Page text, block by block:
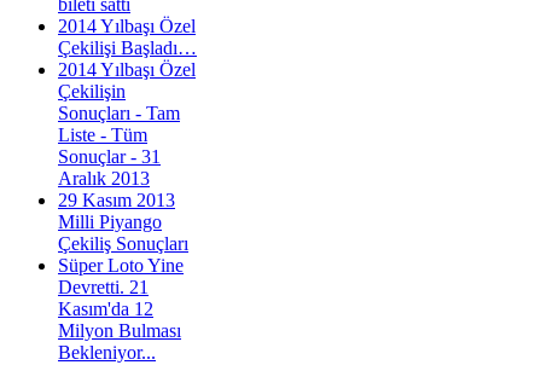
bileti sattı
2014 Yılbaşı Özel
Çekilişi Başladı…
2014 Yılbaşı Özel
Çekilişin
Sonuçları - Tam
Liste - Tüm
Sonuçlar - 31
Aralık 2013
29 Kasım 2013
Milli Piyango
Çekiliş Sonuçları
Süper Loto Yine
Devretti. 21
Kasım'da 12
Milyon Bulması
Bekleniyor...